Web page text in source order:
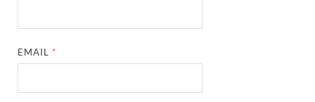
EMAIL *